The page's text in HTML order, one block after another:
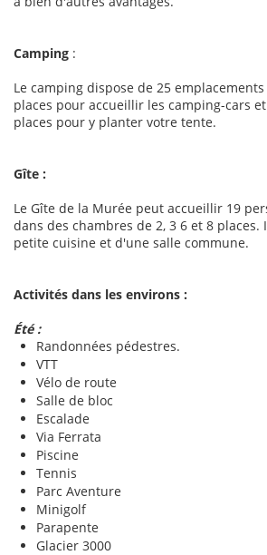
Camping :
Le camping dispose de 25
places pour accueillir les camping-cars
places pour y planter votre tente.
Gîte :
Le Gîte de la Murée peut accueillir 19
dans des chambres de 2, 3 6 et 8 places.
petite cuisine et d'une salle commune.
Activités dans les environs :
Été :
Randonnées pédestres.
VTT
Vélo de route
Salle de bloc
Escalade
Via Ferrata
Piscine
Tennis
Parc Aventure
Minigolf
Parapente
Glacier 3000